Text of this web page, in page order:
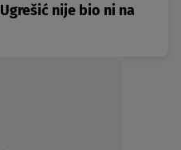
nije bio ni na